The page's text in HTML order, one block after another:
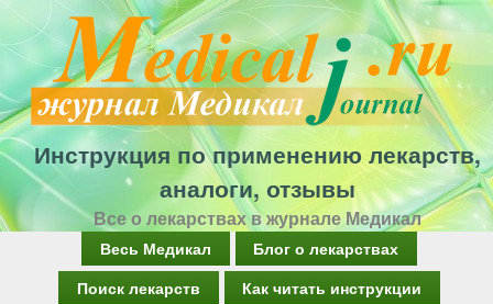
Перейти
к
основному
содержанию
Инструкция по применению лекарств,
аналоги, отзывы
Все о лекарствах в журнале Медикал
Весь Медикал
Блог о лекарствах
Поиск лекарств
Как читать инструкции